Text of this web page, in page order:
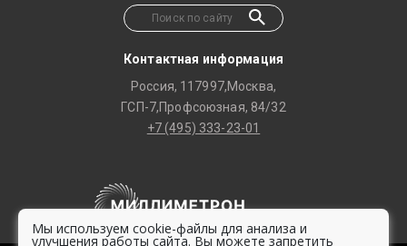
Контактная информация
Россия, 117997,Москва,
ГСП-7,Профсоюзная, 84/32
+7 (495) 333-23-01
Мы используем cookie-файлы для анализа и
улучшения работы сайта. Вы можете запретить